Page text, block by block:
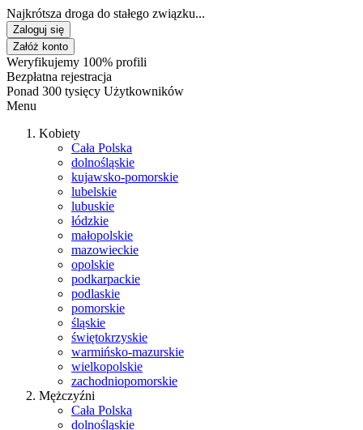
Najkrótsza droga do stałego związku...
Zaloguj się
Załóż konto
Weryfikujemy 100% profili
Bezpłatna rejestracja
Ponad 300 tysięcy Użytkowników
Menu
Kobiety
Cała Polska
dolnośląskie
kujawsko-pomorskie
lubelskie
lubuskie
łódzkie
małopolskie
mazowieckie
opolskie
podkarpackie
podlaskie
pomorskie
śląskie
świętokrzyskie
warmińsko-mazurskie
wielkopolskie
zachodniopomorskie
Mężczyźni
Cała Polska
dolnośląskie